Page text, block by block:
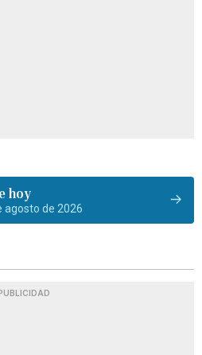
hoy
agosto de 2026
PUBLICIDAD